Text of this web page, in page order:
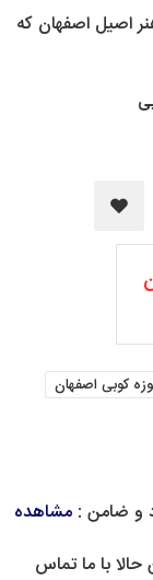
اصیل اصفهان که
کوبی اصفهان
و ضامن : مشاهده
با ما تماس